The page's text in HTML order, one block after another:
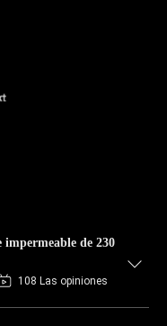
de 230
108 Las opiniones